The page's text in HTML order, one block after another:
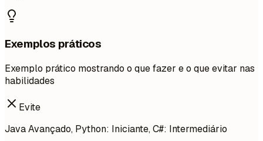
Exemplos práticos
Exemplo prático mostrando o que fazer e o que evitar nas
habilidades
Evite
Java Avançado, Python: Iniciante, C#: Intermediário